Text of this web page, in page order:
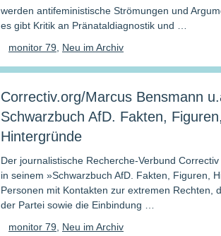
werden antifeministische Strömungen und
es gibt Kritik an Pränataldiagnostik und …
monitor 79 Neu im Archiv
Correctiv.org/Marcus Bensmann
Schwarzbuch AfD. Fakten, Figuren,
Hintergründe
Der journalistische Recherche-Verbund
in seinem »Schwarzbuch AfD. Fakten, Figuren,
Personen mit Kontakten zur extremen Rechten,
der Partei sowie die Einbindung …
monitor 79 Neu im Archiv